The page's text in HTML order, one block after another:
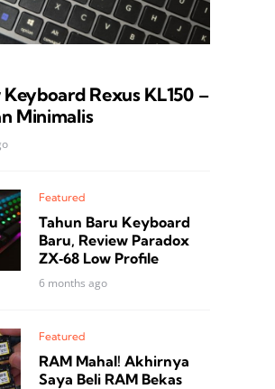
Rexus KL150 –
Minimalis
Featured
Tahun Baru Keyboard
Baru, Review Paradox
ZX‑68 Low Profile
6 months ago
Featured
RAM Mahal! Akhirnya
Saya Beli RAM Bekas